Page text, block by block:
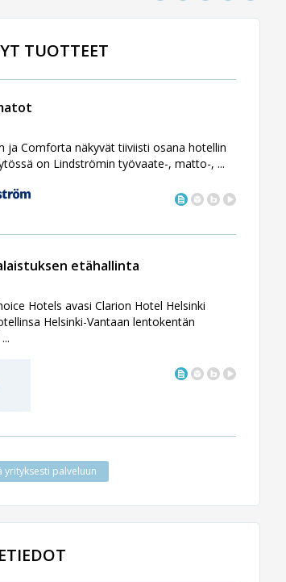
TUOTTEET
ja Comforta näkyvät tiiviisti osana hotellin
on Lindströmin työvaate-, matto-, ...
etähallinta
Hotels avasi Clarion Hotel Helsinki
Helsinki-Vantaan lentokentän
yrityksesti palveluun